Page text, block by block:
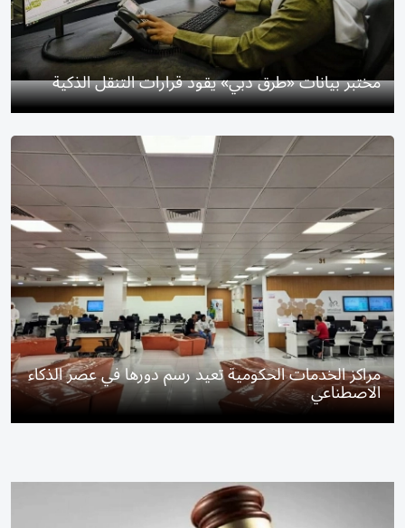
مختبر بيانات «طرق دبي» يقود قرارات التنقل الذكية
مراكز الخدمات الحكومية تعيد رسم دورها في عصر الذكاء
الاصطناعي